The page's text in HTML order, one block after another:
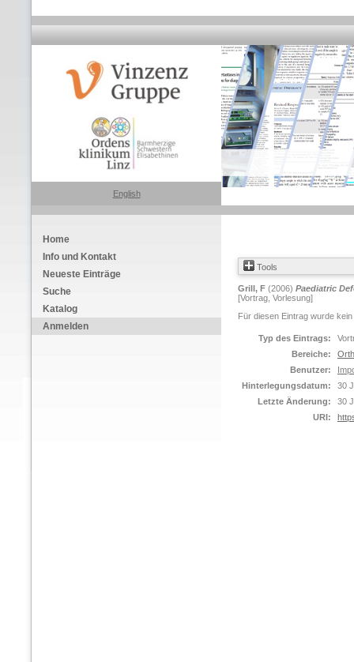
English
Home
Info und Kontakt
Neueste Einträge
Suche
Katalog
Anmelden
Tools
Grill, F (2006) Paediatric
[Vortrag, Vorlesung]
Für diesen Eintrag wurde
Typ des Eintrags:
Bereiche:
Benutzer:
Hinterlegungsdatum:
30
Letzte Änderung:
30
URI: